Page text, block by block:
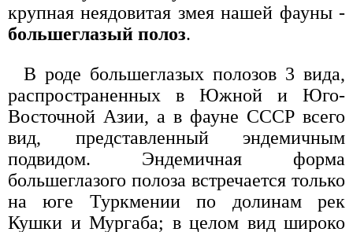
крупная неядовитая змея нашей фауны -
большеглазый полоз.
В роде большеглазых полозов 3 вида,
распространенных в Южной и Юго-
Восточной Азии, а в фауне СССР всего
вид, представленный эндемичным
подвидом. Эндемичная форма
большеглазого полоза встречается только
на юге Туркмении по долинам рек
Кушки и Мургаба; в целом вид широко